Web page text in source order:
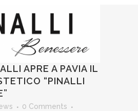
APRE A PAVIA IL
“PINALLI
0 Comments